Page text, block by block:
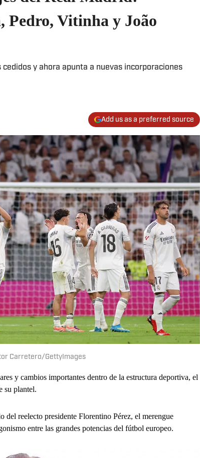
Pedro, Vitinha y João
y ahora apunta a nuevas incorporaciones
Add us as a preferred source
Carretero/GettyImages
y cambios importantes dentro de la estructura deportiva, el
su plantel.
reelecto presidente Florentino Pérez, el merengue
entre las grandes potencias del fútbol europeo.